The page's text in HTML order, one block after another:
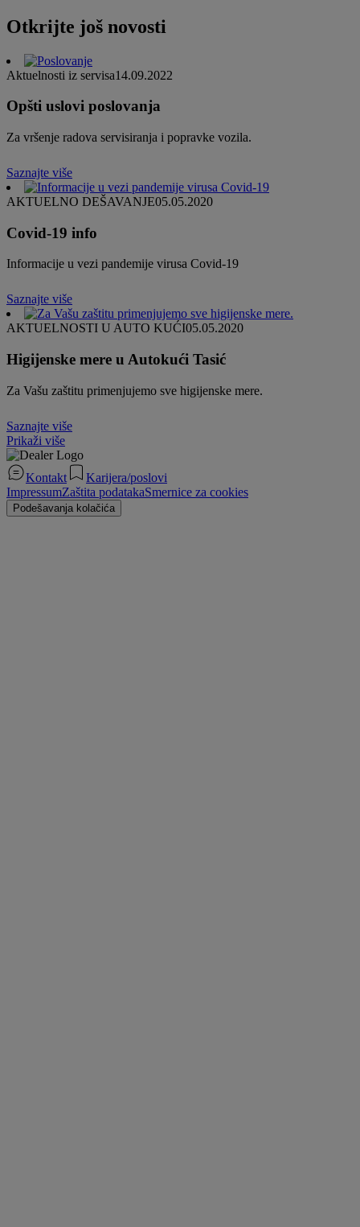
Otkrijte još novosti
Aktuelnosti iz servisa14.09.2022
Opšti uslovi poslovanja
Za vršenje radova servisiranja i popravke vozila.
Saznajte više
AKTUELNO DEŠAVANJE05.05.2020
Covid-19 info
Informacije u vezi pandemije virusa Covid-19
Saznajte više
AKTUELNOSTI U AUTO KUĆI05.05.2020
Higijenske mere u Autokući Tasić
Za Vašu zaštitu primenjujemo sve higijenske mere.
Saznajte više
Prikaži više
Kontakt
Karijera/poslovi
ImpressumZaštita podatakaSmernice za cookies
Podešavanja kolačića